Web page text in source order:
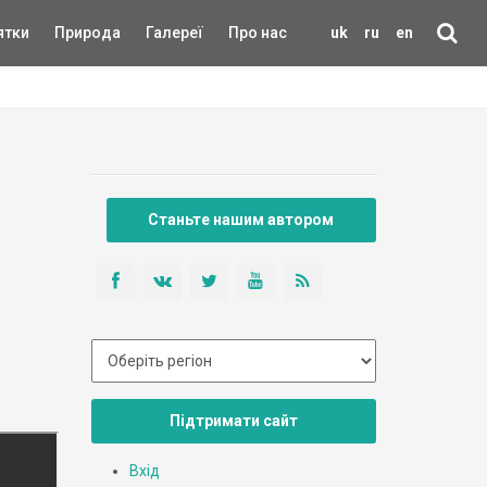
uk ru en
Природа Галереї Про нас
Станьте нашим автором
Підтримати сайт
Вхід